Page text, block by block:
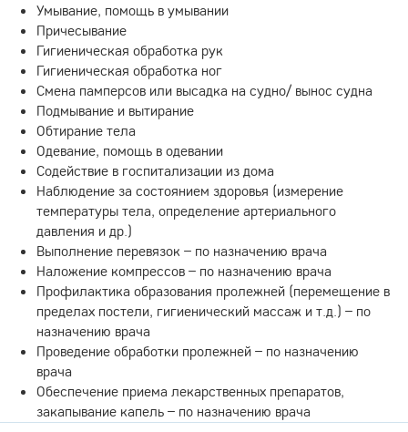
Умывание, помощь в умывании
Причесывание
Гигиеническая обработка рук
Гигиеническая обработка ног
Смена памперсов или высадка на судно/ вынос судна
Подмывание и вытирание
Обтирание тела
Одевание, помощь в одевании
Содействие в госпитализации из дома
Наблюдение за состоянием здоровья (измерение
температуры тела, определение артериального
давления и др.)
Выполнение перевязок – по назначению врача
Наложение компрессов – по назначению врача
Профилактика образования пролежней (перемещение в
пределах постели, гигиенический массаж и т.д.) – по
назначению врача
Проведение обработки пролежней – по назначению
врача
Обеспечение приема лекарственных препаратов,
закапывание капель – по назначению врача